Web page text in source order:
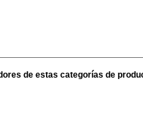
de estas categorías de